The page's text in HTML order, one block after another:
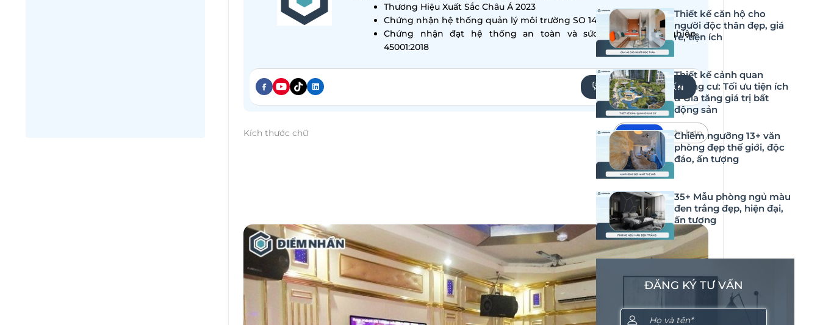
Thương Hiệu Xuất Sắc Châu Á 2023
Chứng nhận hệ thống quản lý môi trường SO 14001:2015
Chứng nhận đạt hệ thống an toàn và sức khỏe nghề nghiệp
45001:2018
YÊU CẦU TƯ VẤN
Kích thước chữ Mặc định Lớn hơn
đẹp thu hút khách hàng, chủ đầu tư cần đảm bảo sự hài
hoà giữa yếu tố công năng sử dụng và tính thẩm mỹ. Bài viết dưới đây, DN HOME sẽ gợi ý với
bạn những mẫu phòng karaoke gia đình 20m đẹp đa dạng phong cách được ưa chuộng nhất
Thiết kế căn hộ cho
người độc thân đẹp, giá
rẻ, tiện ích
Thiết kế cảnh quan
chung cư: Tối ưu tiện ích
& Gia tăng giá trị bất
động sản
Chiêm ngưỡng 13+ văn
phòng đẹp thế giới, độc
đáo, ấn tượng
35+ Mẫu phòng ngủ màu
đen trắng đẹp, hiện đại,
ấn tượng
ĐĂNG KÝ TƯ VẤN